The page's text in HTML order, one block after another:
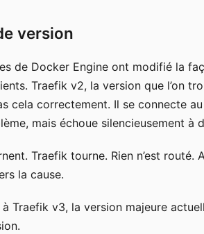
version
de Docker Engine ont modifié la
Traefik v2, la version que l’on
cela correctement. Il se connecte
mais échoue silencieusement à
Traefik tourne. Rien n’est routé.
la cause.
Traefik v3, la version majeure